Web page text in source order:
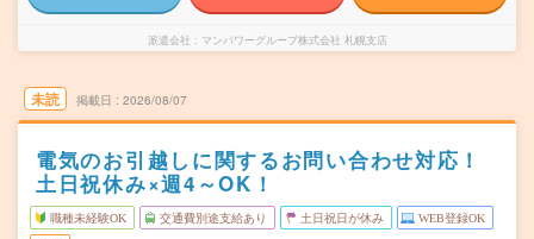
派遣会社 マンパワーグループ株式会社 札幌支店
未読 掲載日 2026/08/07
電気のお引越しに関するお問い合わせ対応！
土日祝休み×週4～OK！
職種未経験OK 交通費別途支給あり 土日祝日が休み WEB登録OK